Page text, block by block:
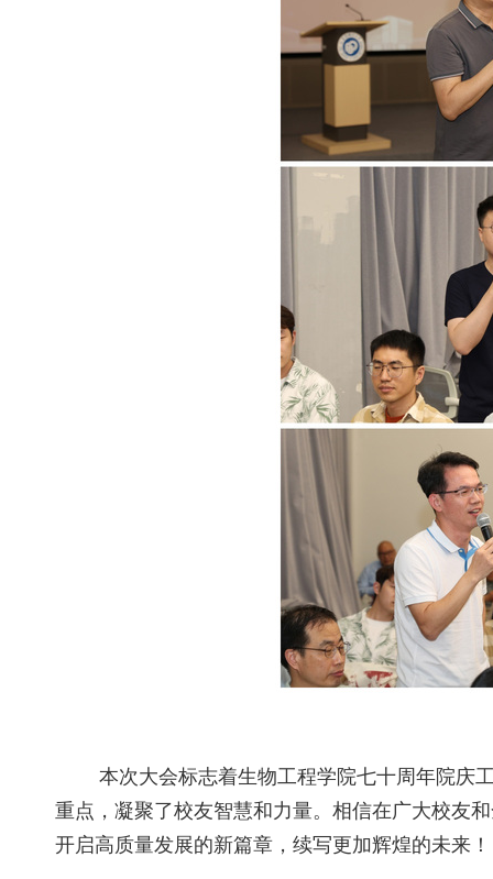
本次大会标志着生物工程学院七十周年院庆
重点，凝聚了校友智慧和力量。相信在广大校友
开启高质量发展的新篇章，续写更加辉煌的未来！